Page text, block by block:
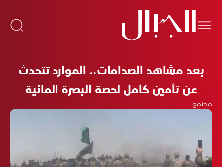
بعد مشاهد الصدامات.. الموارد تتحدث
عن تأمين كامل لحصة البصرة المائية
مجتمع